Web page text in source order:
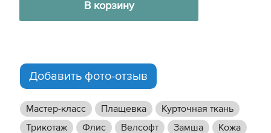
В корзину
Добавить фото-отзыв
Мастер-класс Плащевка
Курточная ткань
Трикотаж
Флис Велсофт Замша
Кожа